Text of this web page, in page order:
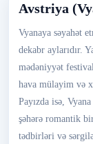
Avstriya
Vyanaya səyahət
dekabr aylarıdır.
mədəniyyət
hava mülayim və
Payızda isə,
şəhərə romantik
tədbirləri və